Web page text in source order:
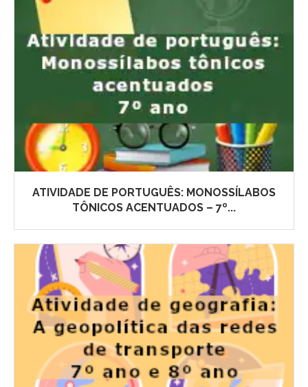
ATIVIDADE DE PORTUGUÊS: MONOSSÍLABOS
TÔNICOS ACENTUADOS – 7º...